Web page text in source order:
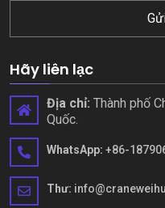
Hãy liên lạc
Địa chỉ: Thành phố
Quốc.
WhatsApp: +86-
Thư: